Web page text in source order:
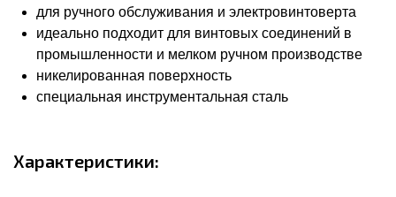
для ручного обслуживания и электровинтоверта
идеально подходит для винтовых соединений в
промышленности и мелком ручном производстве
никелированная поверхность
специальная инструментальная сталь
Характеристики: